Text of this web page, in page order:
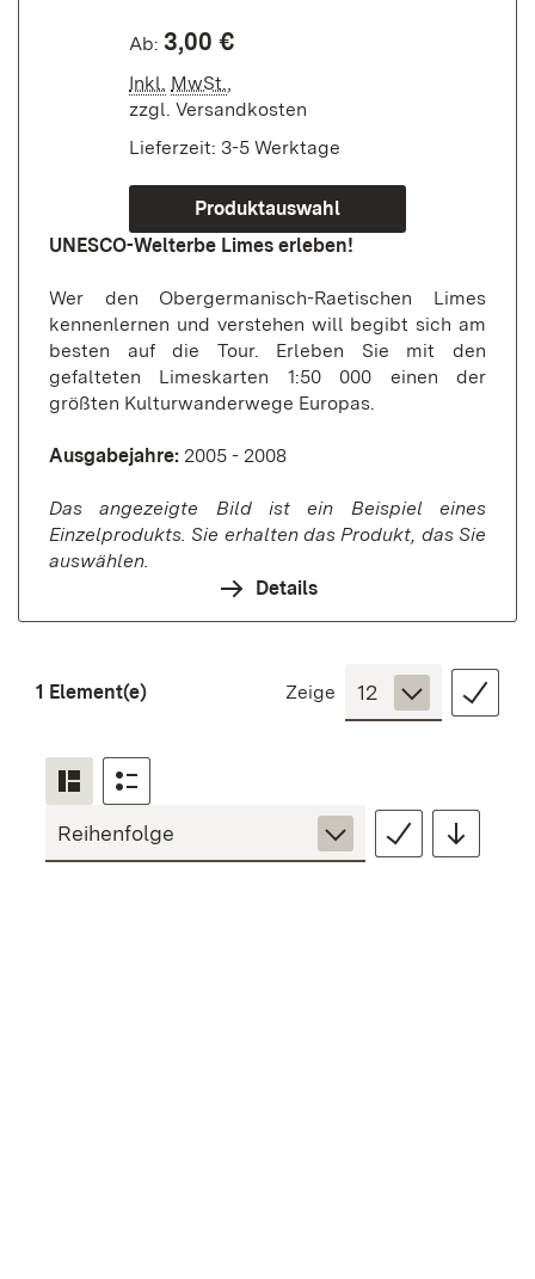
Ab: 3,00 €
Inkl. MwSt.,
zzgl. Versandkosten
Lieferzeit: 3-5 Werktage
Produktauswahl
UNESCO-Welterbe Limes erleben!
Wer den Obergermanisch-Raetischen Limes
kennenlernen und verstehen will begibt sich am
besten auf die Tour. Erleben Sie mit den
gefalteten Limeskarten 1:50 000 einen der
größten Kulturwanderwege Europas.
Ausgabejahre: 2005 - 2008
Das angezeigte Bild ist ein Beispiel eines
Einzelprodukts. Sie erhalten das Produkt, das Sie
auswählen.
Details
1 Element(e) Zeige